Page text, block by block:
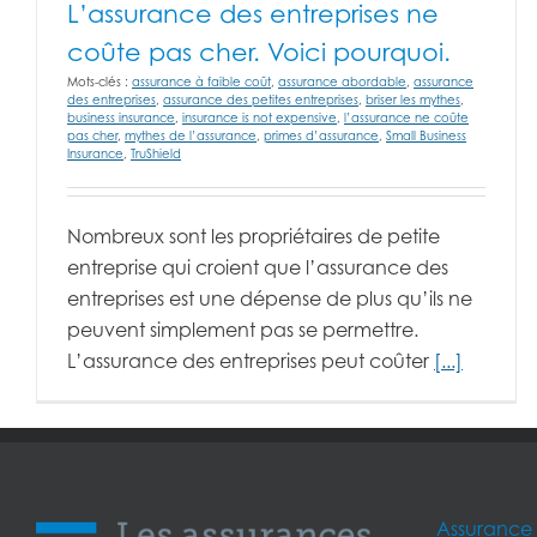
L’assurance des entreprises ne
coûte pas cher. Voici pourquoi.
Mots-clés : assurance à faible coût, assurance abordable, assurance
des entreprises, assurance des petites entreprises, briser les mythes,
business insurance, insurance is not expensive, l’assurance ne coûte
pas cher, mythes de l’assurance, primes d’assurance, Small Business
Insurance, TruShield
Nombreux sont les propriétaires de petite
entreprise qui croient que l’assurance des
entreprises est une dépense de plus qu’ils ne
peuvent simplement pas se permettre.
L’assurance des entreprises peut coûter [...]
Assurance